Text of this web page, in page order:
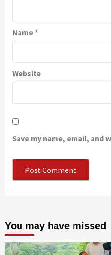
Name*
Website
Save my name, email, and
You may have missed